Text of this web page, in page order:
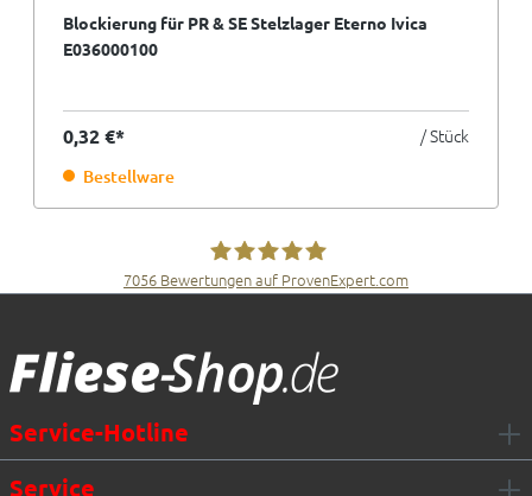
Blockierung für PR & SE Stelzlager Eterno Ivica
E036000100
0,32 €* / Stück
Bestellware
7056 Bewertungen auf ProvenExpert.com
Service-Hotline
Service